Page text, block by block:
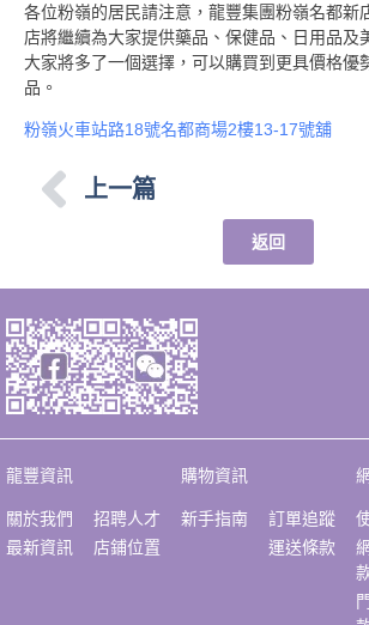
各位粉嶺的居民請注意，龍豐集團粉嶺名都新
店將繼續為大家提供藥品、保健品、日用品及
大家將多了一個選擇，可以購買到更具價格優
品。
粉嶺火車站路18號名都商場2樓13-17號舖
上一篇
返回
龍豐資訊 購物資訊
關於我們
最新資訊
招聘人才
店鋪位置
新手指南
訂單追蹤
運送條款